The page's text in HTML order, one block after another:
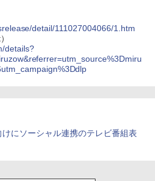
detail/111027004066/1.htm
details?
にソーシャル連携のテレビ番組表